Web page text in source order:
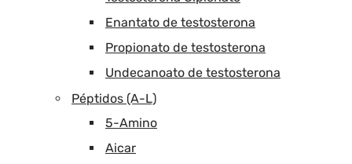
Enantato de testosterona
Propionato de testosterona
Undecanoato de testosterona
Péptidos (A-L)
5-Amino
Aicar